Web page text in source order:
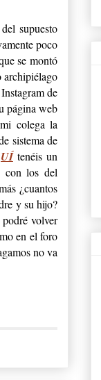
supuesto
poco
se montó
archipiélago
de
página web
colega la
sistema de
tenéis un
con los del
¿cuantos
y su hijo?
volver
en el foro
no va